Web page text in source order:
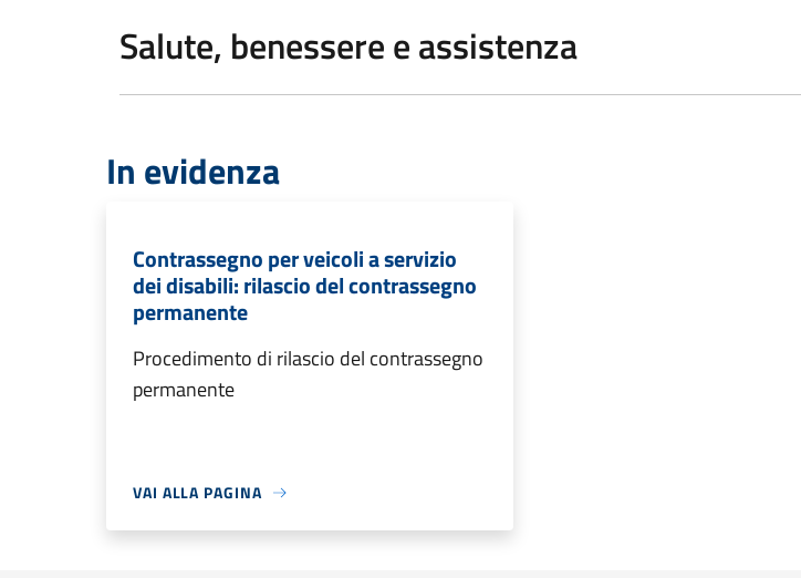
Salute, benessere e assistenza
In evidenza
Contrassegno per veicoli a servizio
dei disabili: rilascio del contrassegno
permanente
Procedimento di rilascio del contrassegno
permanente
VAI ALLA PAGINA